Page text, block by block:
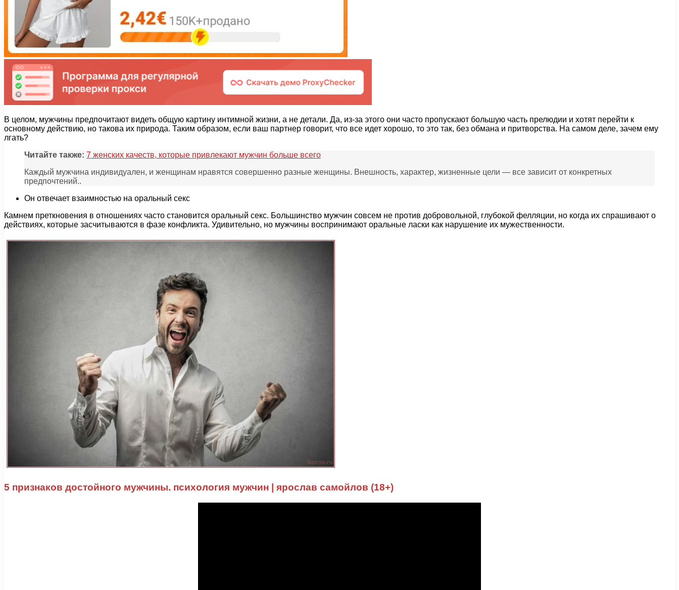
В целом, мужчины предпочитают видеть общую картину интимной жизни, а не детали. Да, из-за этого они часто пропускают большую часть прелюдии и хотят перейти к
основному действию, но такова их природа. Таким образом, если ваш партнер говорит, что все идет хорошо, то это так, без обмана и притворства. На самом деле, зачем ему
лгать?
Читайте также: 7 женских качеств, которые привлекают мужчин больше всего
Каждый мужчина индивидуален, и женщинам нравятся совершенно разные женщины. Внешность, характер, жизненные цели — все зависит от конкретных
предпочтений..
Он отвечает взаимностью на оральный секс
Камнем преткновения в отношениях часто становится оральный секс. Большинство мужчин совсем не против добровольной, глубокой фелляции, но когда их спрашивают о
действиях, которые засчитываются в фазе конфликта. Удивительно, но мужчины воспринимают оральные ласки как нарушение их мужественности.
5 признаков достойного мужчины. психология мужчин | ярослав самойлов (18+)